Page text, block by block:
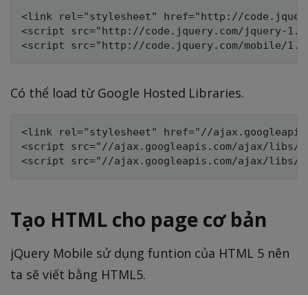
<link rel="stylesheet" href="http://
<script src="http://code.jquery.com/jquery-
Có thể load từ Google Hosted Libraries.
<link rel="stylesheet" href="//
<script src="//ajax.googleapis.com/ajax/libs/
Tạo HTML cho page cơ bản
jQuery Mobile sử dụng funtion của HTML 5 nên
ta sẽ viết bằng HTML5.